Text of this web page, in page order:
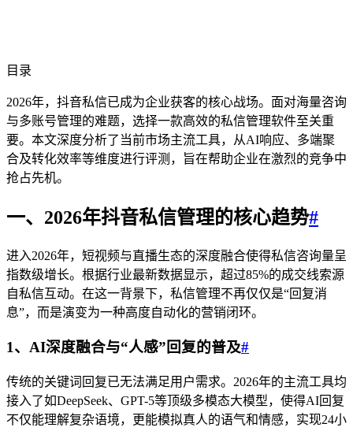
目录
2026年，抖音私信已成为企业获客的核心战场。面对海量咨询
与多账号管理的难题，选择一款高效的私信管理软件至关重
要。本文深度分析了当前市场主流工具，从AI响应、多端聚
合及转化效率等维度进行评测，旨在帮助企业在激烈的竞争中
抢占先机。
一、2026年抖音私信管理的核心趋势#
进入2026年，短视频与直播生态的深度融合使得私信咨询量呈
指数级增长。根据行业最新数据显示，超过85%的成交线索源
自私信互动。在这一背景下，私信管理不再仅仅是“回复消
息”，而是演变为一种高度自动化的营销闭环。
1、AI深度融合与“人感”回复的普及#
传统的关键词回复已无法满足用户需求。2026年的主流工具均
接入了如DeepSeek、GPT-5等顶级多模态大模型，使得AI回复
不仅能理解复杂语境，更能模拟真人的语气和情感，实现24小